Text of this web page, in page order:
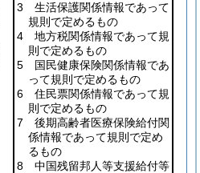
3 生活保護関係情報であって
規則で定めるもの
4 地方税関係情報であって規
則で定めるもの
5 国民健康保険関係情報であ
って規則で定めるもの
6 住民票関係情報であって規
則で定めるもの
7 後期高齢者医療保険給付関
係情報であって規則で定め
るもの
8 中国残留邦人等支援給付等